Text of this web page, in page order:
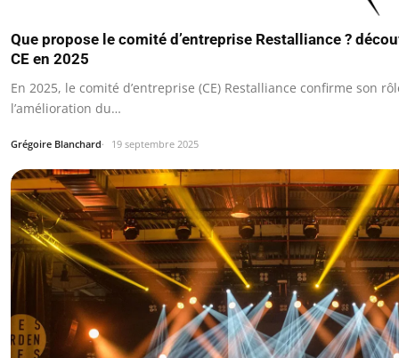
Que propose le comité d’entreprise Restalliance ?
CE en 2025
En 2025, le comité d’entreprise (CE) Restalliance confirme son
l’amélioration du…
Grégoire Blanchard 19 septembre 2025